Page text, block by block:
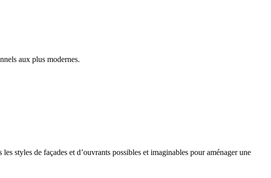
aux plus modernes.
styles de façades et d’ouvrants possibles et imaginables pour aménager une